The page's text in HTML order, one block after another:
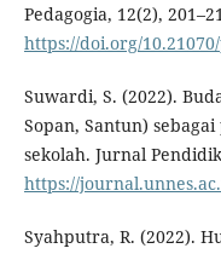
Pedagogia, 12(2),
https://doi.org/
Suwardi, S. (2022).
Sopan, Santun)
sekolah. Jurnal
https://
Syahputra, R. (2022).